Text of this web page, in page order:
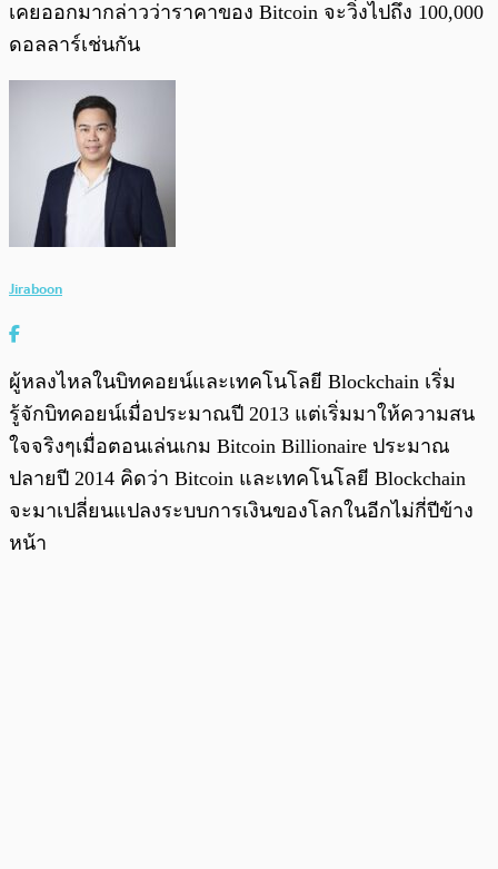
เคยออกมากล่าวว่าราคาของ Bitcoin จะวิ่งไปถึง 100,000
ดอลลาร์เช่นกัน
Jiraboon
ผู้หลงไหลในบิทคอยน์และเทคโนโลยี Blockchain เริ่ม
รู้จักบิทคอยน์เมื่อประมาณปี 2013 แต่เริ่มมาให้ความสน
ใจจริงๆเมื่อตอนเล่นเกม Bitcoin Billionaire ประมาณ
ปลายปี 2014 คิดว่า Bitcoin และเทคโนโลยี Blockchain
จะมาเปลี่ยนแปลงระบบการเงินของโลกในอีกไม่กี่ปีข้าง
หน้า